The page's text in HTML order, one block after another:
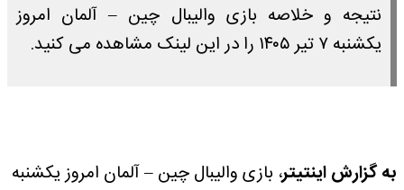
نتیجه و خلاصه بازی والیبال چین – آلمان امروز
یکشنبه ۷ تیر ۱۴۰۵ را در این لینک مشاهده می کنید.
به گزارش اینتیتر، بازی والیبال چین – آلمان امروز یکشنبه